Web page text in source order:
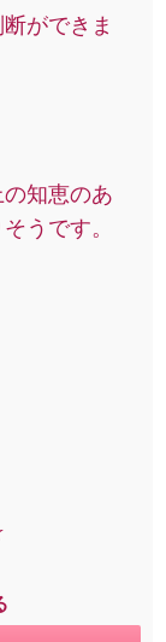
ができま
知恵のあ
うです。